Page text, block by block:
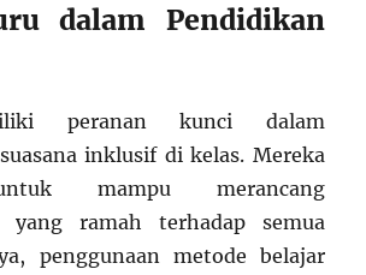
dalam Pendidikan
peranan kunci dalam
inklusif di kelas. Mereka
mampu merancang
yang ramah terhadap semua
penggunaan metode belajar